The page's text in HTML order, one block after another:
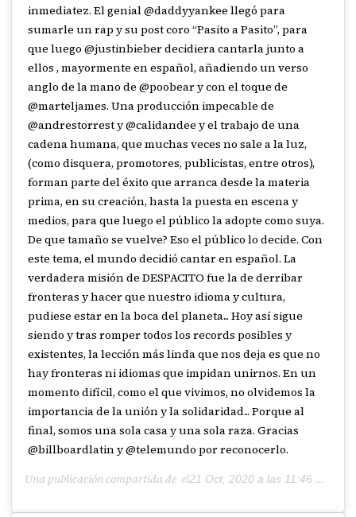
inmediatez. El genial @daddyyankee llegó para
sumarle un rap y su post coro “Pasito a Pasito”, para
que luego @justinbieber decidiera cantarla junto a
ellos , mayormente en español, añadiendo un verso
anglo de la mano de @poobear y con el toque de
@marteljames. Una producción impecable de
@andrestorrest y @calidandee y el trabajo de una
cadena humana, que muchas veces no sale a la luz,
(como disquera, promotores, publicistas, entre otros),
forman parte del éxito que arranca desde la materia
prima, en su creación, hasta la puesta en escena y
medios, para que luego el público la adopte como suya.
De que tamaño se vuelve? Eso el público lo decide. Con
este tema, el mundo decidió cantar en español. La
verdadera misión de DESPACITO fue la de derribar
fronteras y hacer que nuestro idioma y cultura,
pudiese estar en la boca del planeta... Hoy así sigue
siendo y tras romper todos los records posibles y
existentes, la lección más linda que nos deja es que no
hay fronteras ni idiomas que impidan unirnos. En un
momento difícil, como el que vivimos, no olvidemos la
importancia de la unión y la solidaridad... Porque al
final, somos una sola casa y una sola raza. Gracias
@billboardlatin y @telemundo por reconocerlo.
Una publicación compartida de el21 Oct, 2020 a las 11:46 PDT